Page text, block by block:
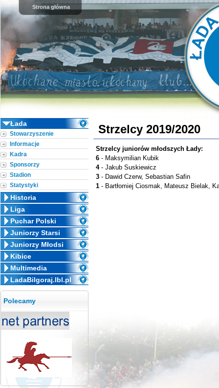
Strona główna
Łada
Stowarzyszenie
Informacje
Kadra
Sponsorzy
Stadion
Statystyki
Historia
Liga
Puchar Polski
Juniorzy Starsi
Juniorzy Młodsi
Kibice
Multimedia
LadaBilgoraj.lbl.pl
Polecamy
Strzelcy 2019/2020
Strzelcy juniorów młodszych Łady:
6 - Maksymilian Kubik
4- Jakub Suskiewicz
3 - Dawid Czerw, Sebastian Safin
1 - Bartłomiej Ciosmak, Mateusz Bielak,